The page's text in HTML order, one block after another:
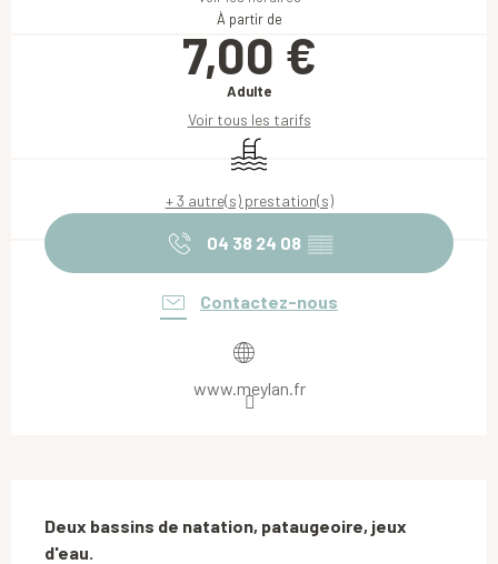
À partir de
7,00 €
Adulte
Voir tous les tarifs
Piscine
+ 3 autre(s) prestation(s)
04 38 24 08 ▒▒
Contactez-nous
www.meylan.fr
Deux bassins de natation, pataugeoire, jeux
d'eau.